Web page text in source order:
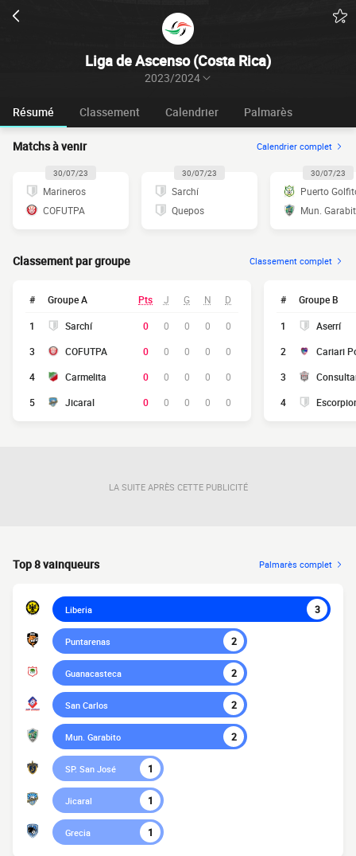
Liga de Ascenso (Costa Rica)
2023/2024
Résumé Classement Calendrier Palmarès
Matchs à venir Calendrier complet
30/07/23
Marineros
COFUTPA
30/07/23
Sarchí
Quepos
30/07/23
Puerto
Mun.
Classement par groupe Classement complet
# Groupe A Pts J G N D
1 Sarchí 0 0 0 0
0
3
COFUTPA 0 0 0 0
0
4
Carmelita 0 0 0 0
0
5
Jicaral 0 0 0 0 0
# Groupe B
1
Aserrí
2
Cariari
3
4
LA SUITE APRÈS CETTE PUBLICITÉ
Top 8 vainqueurs Palmarès complet
Liberia 3
Puntarenas 2
Guanacasteca 2
San Carlos 2
Mun. Garabito 2
SP. San José 1
Jicaral 1
Grecia 1